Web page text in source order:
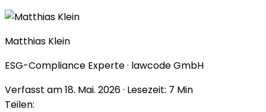
Matthias Klein
ESG-Compliance Experte · lawcode GmbH
Verfasst am18. Mai. 2026· Lesezeit: 7 Min
Teilen: